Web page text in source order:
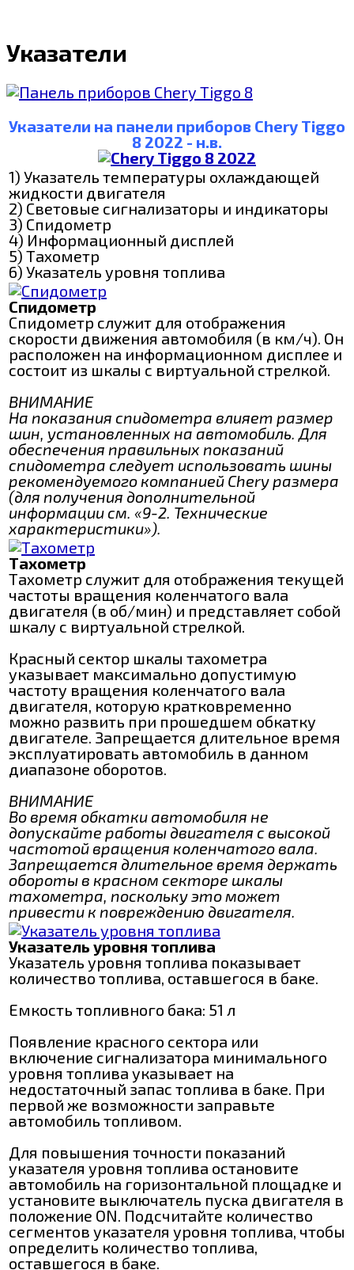
Указатели
Указатели на панели приборов Chery Tiggo
8 2022 - н.в.
1) Указатель температуры охлаждающей
жидкости двигателя
2) Световые сигнализаторы и индикаторы
3) Спидометр
4) Информационный дисплей
5) Тахометр
6) Указатель уровня топлива
Спидометр
Спидометр служит для отображения
скорости движения автомобиля (в км/ч). Он
расположен на информационном дисплее и
состоит из шкалы с виртуальной стрелкой.
ВНИМАНИЕ
На показания спидометра влияет размер
шин, установленных на автомобиль. Для
обеспечения правильных показаний
спидометра следует использовать шины
рекомендуемого компанией Chery размера
(для получения дополнительной
информации см. «9-2. Технические
характеристики»).
Тахометр
Тахометр служит для отображения текущей
частоты вращения коленчатого вала
двигателя (в об/мин) и представляет собой
шкалу с виртуальной стрелкой.
Красный сектор шкалы тахометра
указывает максимально допустимую
частоту вращения коленчатого вала
двигателя, которую кратковременно
можно развить при прошедшем обкатку
двигателе. Запрещается длительное время
эксплуатировать автомобиль в данном
диапазоне оборотов.
ВНИМАНИЕ
Во время обкатки автомобиля не
допускайте работы двигателя с высокой
частотой вращения коленчатого вала.
Запрещается длительное время держать
обороты в красном секторе шкалы
тахометра, поскольку это может
привести к повреждению двигателя.
Указатель уровня топлива
Указатель уровня топлива показывает
количество топлива, оставшегося в баке.
Емкость топливного бака: 51 л
Появление красного сектора или
включение сигнализатора минимального
уровня топлива указывает на
недостаточный запас топлива в баке. При
первой же возможности заправьте
автомобиль топливом.
Для повышения точности показаний
указателя уровня топлива остановите
автомобиль на горизонтальной площадке и
установите выключатель пуска двигателя в
положение ON. Подсчитайте количество
сегментов указателя уровня топлива, чтобы
определить количество топлива,
оставшегося в баке.